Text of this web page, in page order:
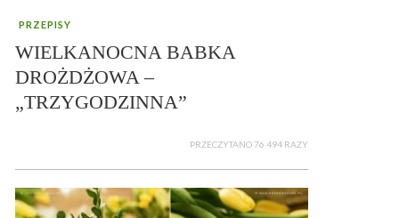
PRZEPISY
WIELKANOCNA BABKA
DROŻDŻOWA –
„TRZYGODZINNA”
PRZECZYTANO 76 494 RAZY